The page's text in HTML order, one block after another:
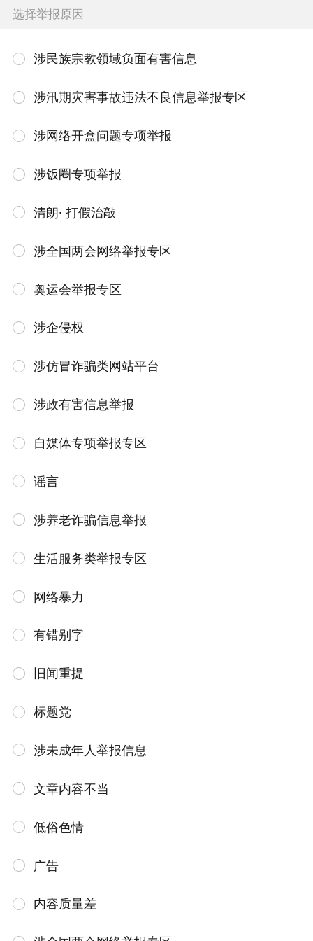
选择举报原因
涉民族宗教领域负面有害信息
涉汛期灾害事故违法不良信息举报专区
涉网络开盒问题专项举报
涉饭圈专项举报
清朗· 打假治敲
涉全国两会网络举报专区
奥运会举报专区
涉企侵权
涉仿冒诈骗类网站平台
涉政有害信息举报
自媒体专项举报专区
谣言
涉养老诈骗信息举报
生活服务类举报专区
网络暴力
有错别字
旧闻重提
标题党
涉未成年人举报信息
文章内容不当
低俗色情
广告
内容质量差